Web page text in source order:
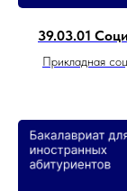
39.03.01
Прикладная